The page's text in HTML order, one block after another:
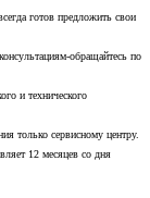
готов предложить свои
обращайтесь по
и технического
только сервисному центру.
12 месяцев со дня